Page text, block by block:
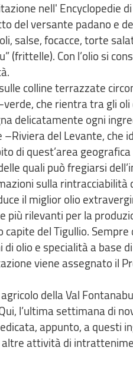
nell' Encyclopedie
del versante padano e
salse, focacce, torte
(frittelle). Con l’olio si
colline terrazzate
che rientra tra gli
delicatamente ogni
del Levante, che
di quest’area
quali può fregiarsi
sulla rintracciabilità
il miglior olio
più rilevanti per la
del Tigullio. Sempre
olio e specialità a base
viene assegnato il
della Val
l’ultima settimana di
appunto, a questi
attività di